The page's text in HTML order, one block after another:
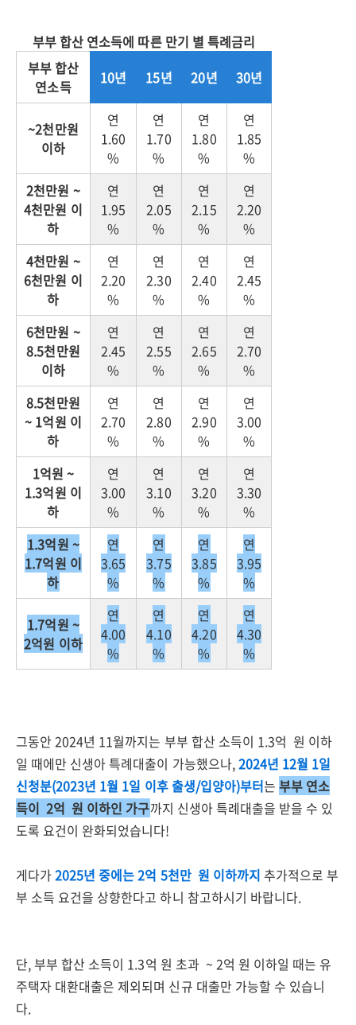
부부 합산 연소득에 따른 만기 별 특례금리
부부 합산
연소득
10년 15년 20년 30년
~2천만원
이하
연
1.60
%
연
1.70
%
연
1.80
%
연
1.85
%
2천만원 ~
4천만원 이
하
연
1.95
%
연
2.05
%
연
2.15
%
연
2.20
%
4천만원 ~
6천만원 이
하
연
2.20
%
연
2.30
%
연
2.40
%
연
2.45
%
6천만원 ~
8.5천만원
이하
연
2.45
%
연
2.55
%
연
2.65
%
연
2.70
%
8.5천만원
~ 1억원 이
하
연
2.70
%
연
2.80
%
연
2.90
%
연
3.00
%
1억원 ~
1.3억원 이
하
연
3.00
%
연
3.10
%
연
3.20
%
연
3.30
%
1.3억원 ~
1.7억원 이
하
연
3.65
%
연
3.75
%
연
3.85
%
연
3.95
%
1.7억원 ~
2억원 이하
연
4.00
%
연
4.10
%
연
4.20
%
연
4.30
%
그동안 2024년 11월까지는 부부 합산 소득이 1.3억 원 이하
일 때에만 신생아 특례대출이 가능했으나,2024년 12월 1일
신청분(2023년 1월 1일 이후 출생/입양아)부터는 부부 연소
득이 2억 원 이하인 가구까지 신생아 특례대출을 받을 수 있
도록 요건이 완화되었습니다!
게다가2025년 중에는 2억 5천만 원 이하까지 추가적으로 부
부 소득 요건을 상향한다고 하니 참고하시기 바랍니다.
단, 부부 합산 소득이 1.3억 원 초과 ~ 2억 원 이하일 때는 유
주택자 대환대출은 제외되며 신규 대출만 가능할 수 있습니
다.